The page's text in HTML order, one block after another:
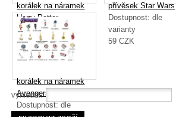
korálek na náramek
Harry Potter
Dostupnost: dle
varianty
59CZK
přívěsek Star Wars
Dostupnost:dle
varianty
59CZK
korálek na náramek
Avengers
Dostupnost:dle
vyhledat: